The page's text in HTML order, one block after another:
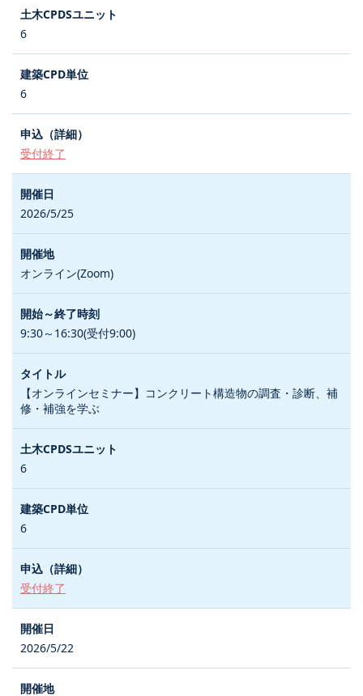
6
6
受付終了
2026/5/25
オンライン(Zoom)
9:30～16:30(受付9:00)
【オンラインセミナー】コンクリート構造物の調査・診断、補
修・補強を学ぶ
6
6
受付終了
2026/5/22